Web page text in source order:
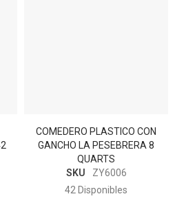
COMEDERO PLASTICO CON
GANCHO LA PESEBRERA 8
QUARTS
SKU
ZY6006
42 Disponibles